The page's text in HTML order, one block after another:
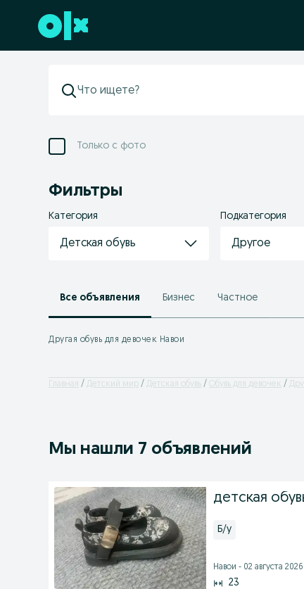
Перейти к нижнему колонтитулу
Только с фото
Фильтры
Категория
Детская обувь
Подкатегория
Другое
Все объявления Бизнес Частное
Другая обувь для девочек Навои
Главная Детский мир Детская обувь Обувь для девочек
Мы нашли 7 объявлений
детская
Б/у
Навои - 02 августа 2026
23